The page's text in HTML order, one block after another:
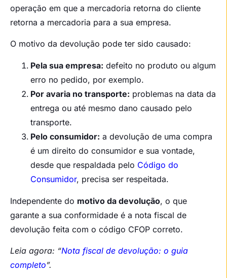
operação em que a mercadoria retorna do cliente
retorna a mercadoria para a sua empresa.
O motivo da devolução pode ter sido causado:
Pela sua empresa: defeito no produto ou algum
erro no pedido, por exemplo.
Por avaria no transporte: problemas na data da
entrega ou até mesmo dano causado pelo
transporte.
Pelo consumidor: a devolução de uma compra
é um direito do consumidor e sua vontade,
desde que respaldada pelo Código do
Consumidor, precisa ser respeitada.
Independente do motivo da devolução, o que
garante a sua conformidade é a nota fiscal de
devolução feita com o código CFOP correto.
Leia agora: “Nota fiscal de devolução: o guia
completo”.